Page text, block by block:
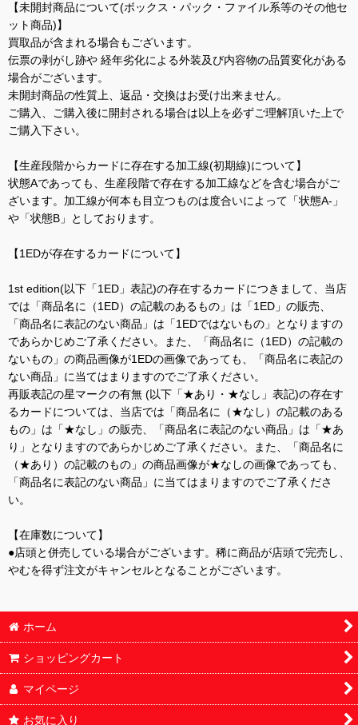
【未開封商品について(ボックス・パック・ファイル系等のその他セ
ット商品)】
買取品が含まれる場合もございます。
伝票の剥がし跡や 経年劣化による外装及び内容物の品質変化がある
場合がございます。
未開封商品の性質上、返品・交換はお受け出来ません。
ご購入、ご購入後に開封される場合は以上を必ずご理解頂いた上で
ご購入下さい。
【生産段階からカードに存在する加工線(初期線)について】
状態Aであっても、生産段階で存在する加工線などを含む場合がご
ざいます。加工線が何本も目立つものは度合いによって「状態A-」
や「状態B」としております。
【1EDが存在するカードについて】
1st edition(以下「1ED」表記)の存在するカードにつきまして、当店
では「商品名に（1ED）の記載のあるもの」は「1ED」の販売、
「商品名に表記のない商品」は「1EDではないもの」となりますの
であらかじめご了承ください。また、「商品名に（1ED）の記載の
ないもの」の商品画像が1EDの画像であっても、「商品名に表記の
ない商品」に当てはまりますのでご了承ください。
再販表記の星マークの有無 (以下「★あり・★なし」表記)の存在す
るカードについては、当店では「商品名に（★なし）の記載のある
もの」は「★なし」の販売、「商品名に表記のない商品」は「★あ
り」となりますのであらかじめご了承ください。また、「商品名に
（★あり）の記載のもの」の商品画像が★なしの画像であっても、
「商品名に表記のない商品」に当てはまりますのでご了承くださ
い。
【在庫数について】
●店頭と併売している場合がございます。稀に商品が店頭で完売し、
やむを得ず注文がキャンセルとなることがございます。
ホーム
ショッピングカート
マイページ
お気に入り